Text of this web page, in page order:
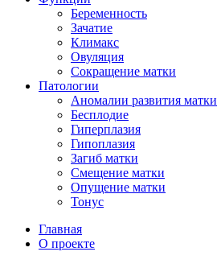
Беременность
Зачатие
Климакс
Овуляция
Сокращение матки
Патологии
Аномалии развития матки
Бесплодие
Гиперплазия
Гипоплазия
Загиб матки
Смещение матки
Опущение матки
Тонус
Главная
О проекте